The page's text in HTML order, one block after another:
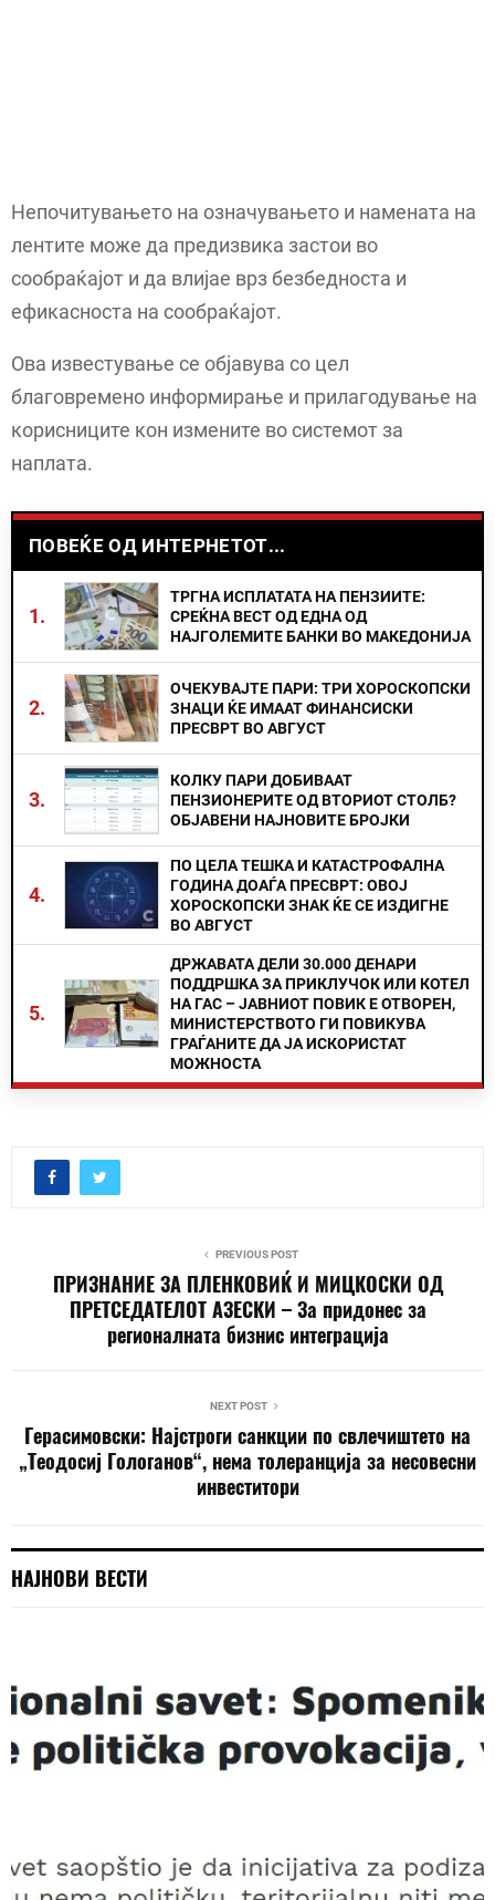
Непочитувањето на означувањето и намената на
лентите може да предизвика застои во
сообраќајот и да влијае врз безбедноста и
ефикасноста на сообраќајот.
Ова известување се објавува со цел
благовремено информирање и прилагодување на
корисниците кон измените во системот за
наплата.
ПОВЕЌЕ ОД ИНТЕРНЕТОТ...
1.
ТРГНА ИСПЛАТАТА НА ПЕНЗИИТЕ:
СРЕЌНА ВЕСТ ОД ЕДНА ОД
НАЈГОЛЕМИТЕ БАНКИ ВО МАКЕДОНИЈА
2.
ОЧЕКУВАЈТЕ ПАРИ: ТРИ ХОРОСКОПСКИ
ЗНАЦИ ЌЕ ИМААТ ФИНАНСИСКИ
ПРЕСВРТ ВО АВГУСТ
3.
КОЛКУ ПАРИ ДОБИВААТ
ПЕНЗИОНЕРИТЕ ОД ВТОРИОТ СТОЛБ?
ОБЈАВЕНИ НАЈНОВИТЕ БРОЈКИ
4.
ПО ЦЕЛА ТЕШКА И КАТАСТРОФАЛНА
ГОДИНА ДОАЃА ПРЕСВРТ: ОВОЈ
ХОРОСКОПСКИ ЗНАК ЌЕ СЕ ИЗДИГНЕ
ВО АВГУСТ
5.
ДРЖАВАТА ДЕЛИ 30.000 ДЕНАРИ
ПОДДРШКА ЗА ПРИКЛУЧОК ИЛИ КОТЕЛ
НА ГАС – ЈАВНИОТ ПОВИК Е ОТВОРЕН,
МИНИСТЕРСТВОТО ГИ ПОВИКУВА
ГРАЃАНИТЕ ДА ЈА ИСКОРИСТАТ
МОЖНОСТА
PREVIOUS POST
ПРИЗНАНИЕ ЗА ПЛЕНКОВИЌ И МИЦКОСКИ ОД
ПРЕТСЕДАТЕЛОТ АЗЕСКИ – За придонес за
регионалната бизнис интеграција
NEXT POST
Герасимовски: Најстроги санкции по свлечиштето на
„Теодосиј Гологанов“, нема толеранција за несовесни
инвеститори
НАЈНОВИ ВЕСТИ